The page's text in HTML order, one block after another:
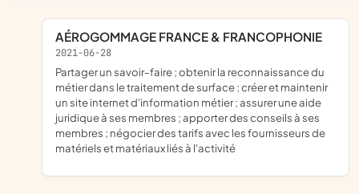
AÉROGOMMAGE FRANCE & FRANCOPHONIE
2021-06-28
partager un savoir-faire ; obtenir la reconnaissance du
métier dans le traitement de surface ; créer et maintenir
un site internet d'information métier ; assurer une aide
juridique à ses membres ; apporter des conseils à ses
membres ; négocier des tarifs avec les fournisseurs de
matériels et matériaux liés à l'activité